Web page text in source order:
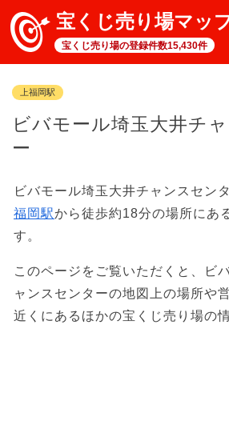
宝くじ売り場マッ
宝くじ売り場の登録件数15,430件
上福岡駅
ビバモール埼玉大井チ
ー
ビバモール埼玉大井チャンスセン
福岡駅から徒歩約18分の場所にあ
す。
このページをご覧いただくと、ビ
ャンスセンターの地図上の場所や
近くにあるほかの宝くじ売り場の